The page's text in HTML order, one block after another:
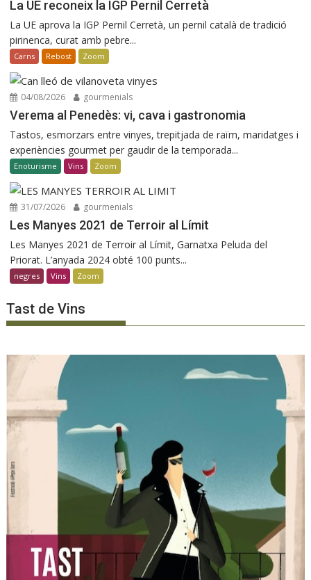
La UE reconeix la IGP Pernil Cerretà
La UE aprova la IGP Pernil Cerretà, un pernil català de tradició
pirinenca, curat amb pebre...
Carns Rebost Zoom
04/08/2026 gourmenials
Verema al Penedès: vi, cava i gastronomia
Tastos, esmorzars entre vinyes, trepitjada de raïm, maridatges i
experiències gourmet per gaudir de la temporada...
Enoturisme Vins Zoom
31/07/2026 gourmenials
Les Manyes 2021 de Terroir al Límit
Les Manyes 2021 de Terroir al Límit, Garnatxa Peluda del
Priorat. L’anyada 2024 obté 100 punts...
negres Vins Zoom
Tast de Vins